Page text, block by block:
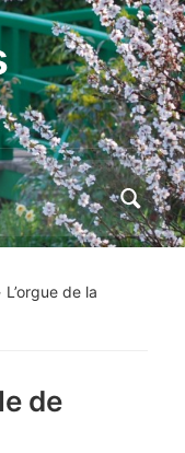
L’orgue de la
de